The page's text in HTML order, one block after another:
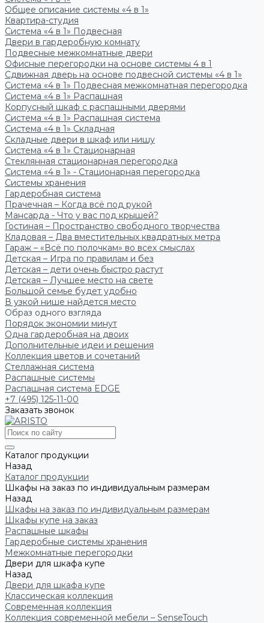
Общее описание системы «4 в 1»
Квартира-студия
Система «4 в 1» Подвесная
Двери в гардеробную комнату
Подвесные межкомнатные двери
Офисные перегородки на основе системы 4 в 1
Сдвижная дверь на основе подвесной системы «4 в 1»
Система «4 в 1» Подвесная межкомнатная перегородка
Система «4 в 1» Распашная
Корпусный шкаф с распашными дверями
Система «4 в 1» Распашная система
Система «4 в 1» Складная
Складные двери в шкаф или нишу
Система «4 в 1» Стационарная
Стеклянная стационарная перегородка
Система «4 в 1» - Стационарная перегородка
Системы хранения
Гардеробная система
Прачечная – Когда всё под рукой
Мансарда - Что у вас под крышей?
Гостиная – Пространство свободного творчества
Кладовая – Два вместительных квадратных метра
Гараж – «Всё по полочкам» во всех смыслах
Детская – Игра по правилам и без
Детская – дети очень быстро растут
Детская – Лучшее место на свете
Большой семье будет удобно
В узкой нише найдется место
Образ одного взгляда
Порядок экономии минут
Одна гардеробная на двоих
Дополнительные идеи и решения
Коллекция цветов и сочетаний
Стеллажная система
Распашные системы
Распашная система EDGE
+7 (495) 125-11-00
Заказать звонок
Каталог продукции
Назад
Каталог продукции
Шкафы на заказ по индивидуальным размерам
Назад
Шкафы на заказ по индивидуальным размерам
Шкафы купе на заказ
Распашные шкафы
Гардеробные системы хранения
Межкомнатные перегородки
Двери для шкафа купе
Назад
Двери для шкафа купе
Классическая коллекция
Современная коллекция
Коллекция современной мебели – SenseTouch